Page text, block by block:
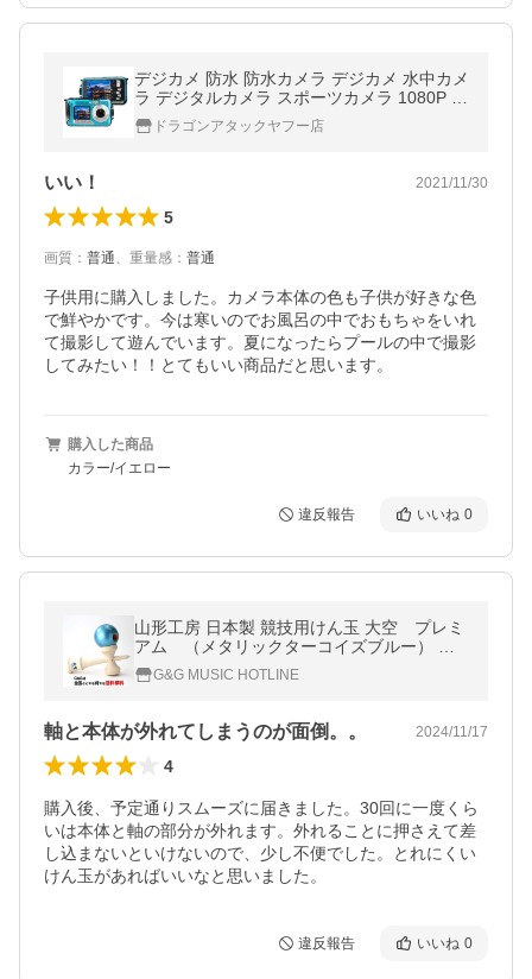
デジカメ 防水 防水カメラ デジカメ 水中カメ
ラ デジタルカメラ スポーツカメラ 1080P 2
4.0MP デュアルスクリーン【翌日発送】
ドラゴンアタックヤフー店
いい！ 2021/11/30
5
画質 ： 普通、 重量感 ： 普通
子供用に購入しました。カメラ本体の色も子供が好きな色
で鮮やかです。今は寒いのでお風呂の中でおもちゃをいれ
て撮影して遊んでいます。夏になったらプールの中で撮影
してみたい！！とてもいい商品だと思います。
購入した商品
カラー/イエロー
違反報告 いいね 0
山形工房 日本製 競技用けん玉 大空 プレミ
アム （メタリックターコイズブルー） 予
備糸付き
G&G MUSIC HOTLINE
軸と本体が外れてしまうのが面倒。。 2024/11/17
4
購入後、予定通りスムーズに届きました。30回に一度くら
いは本体と軸の部分が外れます。外れることに押さえて差
し込まないといけないので、少し不便でした。とれにくい
けん玉があればいいなと思いました。
違反報告 いいね 0